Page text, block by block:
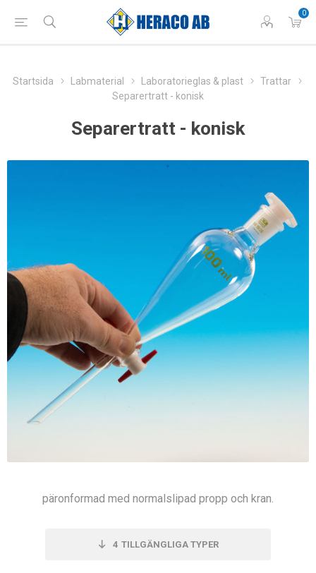
0
Startsida Labmaterial Laboratorieglas & plast
Trattar
Separertratt - konisk
Separertratt - konisk
päronformad med normalslipad propp och kran.
4 TILLGÄNGLIGA TYPER